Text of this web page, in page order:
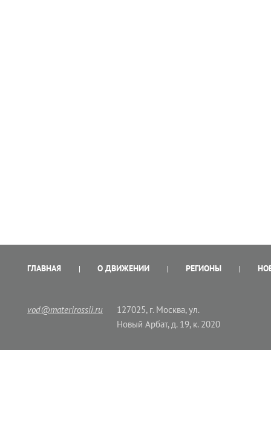
ГЛАВНАЯ О ДВИЖЕНИИ РЕГИОНЫ
vod@materirossii.ru
127025, г. Москва, ул.
Новый Арбат, д. 19, к. 2020